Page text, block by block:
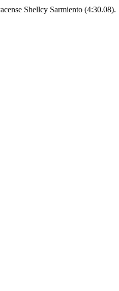
Shellcy Sarmiento (4:30.08).